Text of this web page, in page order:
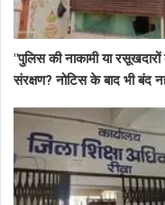
"पुलिस की नाकामी या रसूखदारों
संरक्षण? नोटिस के बाद भी बंद
शॉप लुट गई!"